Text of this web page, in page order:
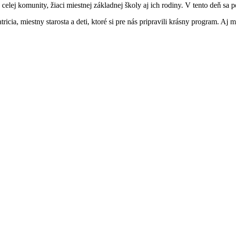
komunity, žiaci miestnej základnej školy aj ich rodiny. V tento deň
miestny starosta a deti, ktoré si pre nás pripravili krásny program. Aj